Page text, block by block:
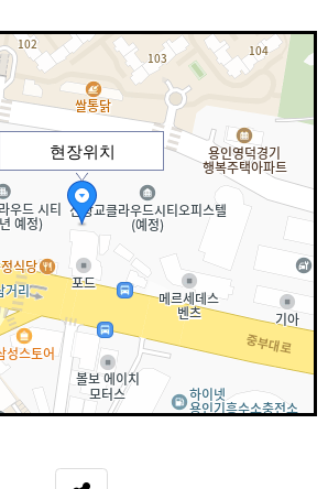
현장위치